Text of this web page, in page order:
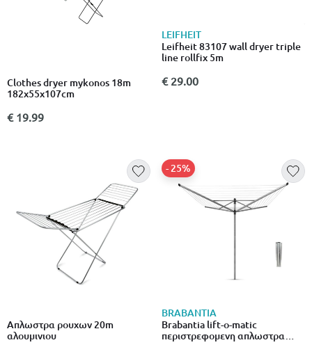
Clothes dryer mykonos 18m
182x55x107cm
€ 19.99
LEIFHEIT
Leifheit 83107 wall dryer triple
line rollfix 5m
€ 29.00
Απλωστρα ρουχων 20m
αλουμινιου
BRABANTIA
Brabantia lift-o-matic
περιστρεφομενη απλωστρα
- 25%